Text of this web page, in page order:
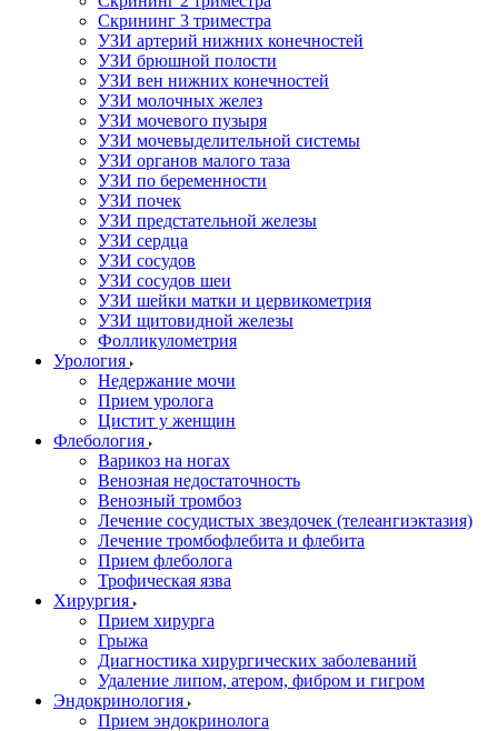
Скрининг 3 триместра
УЗИ артерий нижних конечностей
УЗИ брюшной полости
УЗИ вен нижних конечностей
УЗИ молочных желез
УЗИ мочевого пузыря
УЗИ мочевыделительной системы
УЗИ органов малого таза
УЗИ по беременности
УЗИ почек
УЗИ предстательной железы
УЗИ сердца
УЗИ сосудов
УЗИ сосудов шеи
УЗИ шейки матки и цервикометрия
УЗИ щитовидной железы
Фолликулометрия
Урология
Недержание мочи
Прием уролога
Цистит у женщин
Флебология
Варикоз на ногах
Венозная недостаточность
Венозный тромбоз
Лечение сосудистых звездочек (телеангиэктазия)
Лечение тромбофлебита и флебита
Прием флеболога
Трофическая язва
Хирургия
Прием хирурга
Грыжа
Диагностика хирургических заболеваний
Удаление липом, атером, фибром и гигром
Эндокринология
Прием эндокринолога